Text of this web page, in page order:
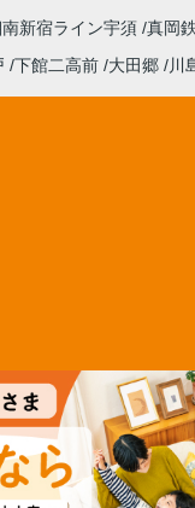
新宿ライン宇須 真岡
下館二高前 大田郷 川